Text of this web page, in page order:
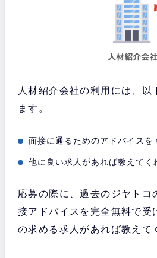
人材紹介会社の利用には、以
ます。
面接に通るためのアドバイスを
他に良い求人があれば教えてく
応募の際に、過去のジヤトコ
接アドバイスを完全無料で受
の求める求人があれば教えて